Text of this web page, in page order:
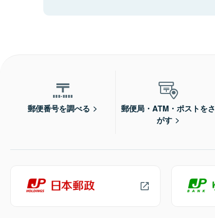
郵便番号を調べる
郵便局・ATM・ポストをさ
がす